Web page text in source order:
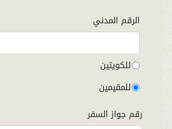
الرقم المدني
للكويتين
للمقيمين
رقم جواز السفر